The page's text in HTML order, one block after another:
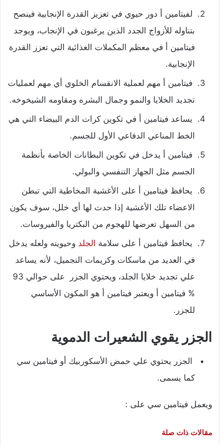
لفيتامين أ دور حيوي في تعزيز القدرة الإنجابية فينصح
بتناوله للأزواج الجدد الذين يرغبون في الإنجاب، ويوجد
فيتامين أ في معظم المكملات الغذائية التي تعزز القدرة
الإنجابية.
فيتامين أ مهم لعملية الانقسام الخلوي أي مهم لعمليات
تجديد الخلايا والنمو وجمال البشره ومقاومه الشيخوخه.
يساعد فيتامين أ في تكوين كرات الدم البيضاء التي هي
الخط المناعي الدفاعي الأول للجسم.
فيتامين أ يدخل في تكوين البطانات الخاصة بأنظمة
الجسم مثل الجهاز التنفسي والبولي.
يحافظ فيتامين أ على الأغشية المخاطية التي تبطن
الاعضاء تلك الأغشية إذا حدث لها أي خلل، سوف يكون
من السهل تعرضها للهجوم من البكتريا والفيروسات.
يحافظ فيتامين أ على سلامة الجلد وحيويته ولعله يدخل
في العديد من ماسكات وكريمات التجميل، لأنه يساعد
علي تجديد خلايا الجلد،
ويحتوي الجزر على حوالي 93
% فيتامين أ ويعتبر فيتامين أ هو المكون الأساسي
للجزر.
الجزر يقوي الشعيرات الدموية
الجزر يحتوي علي حمض الأسكوربيك أو فيتامين سي
كما يسمى.
ويعمل فيتامين سي على :
مقالات ذات صلة